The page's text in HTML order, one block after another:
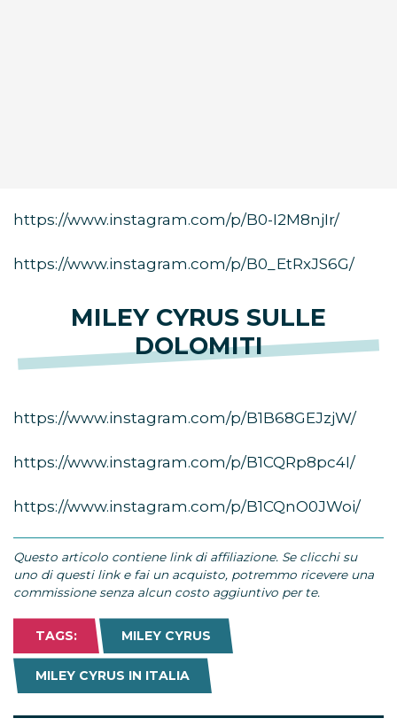
https://www.instagram.com/p/B0-I2M8njIr/
https://www.instagram.com/p/B0_EtRxJS6G/
MILEY CYRUS SULLE
DOLOMITI
https://www.instagram.com/p/B1B68GEJzjW/
https://www.instagram.com/p/B1CQRp8pc4I/
https://www.instagram.com/p/B1CQnO0JWoi/
Questo articolo contiene link di affiliazione. Se clicchi su
uno di questi link e fai un acquisto, potremmo ricevere una
commissione senza alcun costo aggiuntivo per te.
TAGS: MILEY CYRUS
MILEY CYRUS IN ITALIA